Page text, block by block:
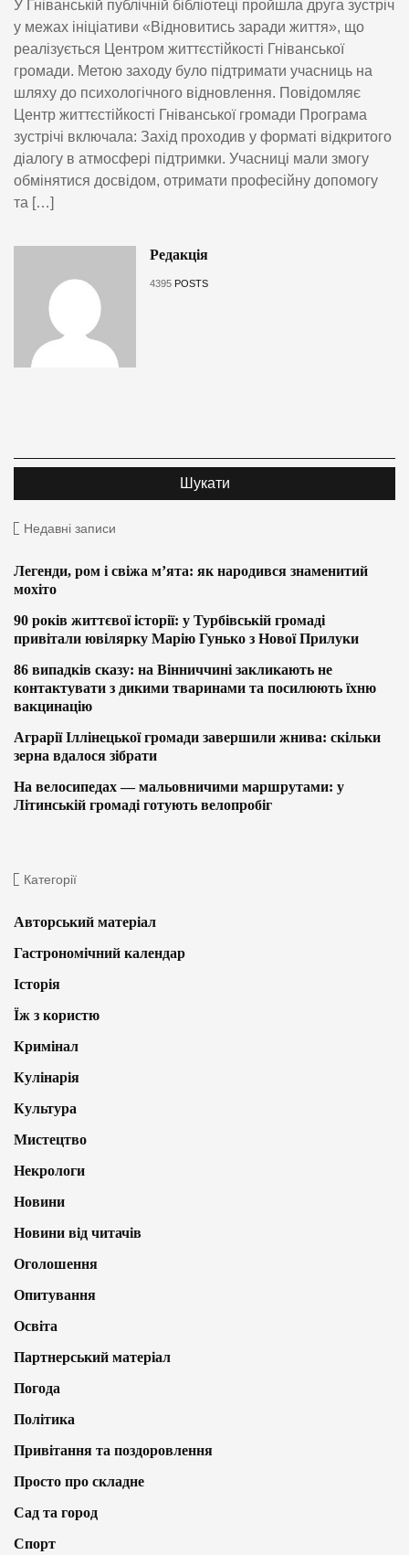
У Гніванській публічній бібліотеці пройшла друга зустріч
у межах ініціативи «Відновитись заради життя», що
реалізується Центром життєстійкості Гніванської
громади. Метою заходу було підтримати учасниць на
шляху до психологічного відновлення. Повідомляє
Центр життєстійкості Гніванської громади Програма
зустрічі включала: Захід проходив у форматі відкритого
діалогу в атмосфері підтримки. Учасниці мали змогу
обмінятися досвідом, отримати професійну допомогу
та […]
Редакція
4395 POSTS
Недавні записи
Легенди, ром і свіжа м’ята: як народився знаменитий
мохіто
90 років життєвої історії: у Турбівській громаді
привітали ювілярку Марію Гунько з Нової Прилуки
86 випадків сказу: на Вінниччині закликають не
контактувати з дикими тваринами та посилюють їхню
вакцинацію
Аграрії Іллінецької громади завершили жнива: скільки
зерна вдалося зібрати
На велосипедах — мальовничими маршрутами: у
Літинській громаді готують велопробіг
Категорії
Авторський матеріал
Гастрономічний календар
Історія
Їж з користю
Кримінал
Кулінарія
Культура
Мистецтво
Некрологи
Новини
Новини від читачів
Оголошення
Опитування
Освіта
Партнерський матеріал
Погода
Політика
Привітання та поздоровлення
Просто про складне
Сад та город
Спорт